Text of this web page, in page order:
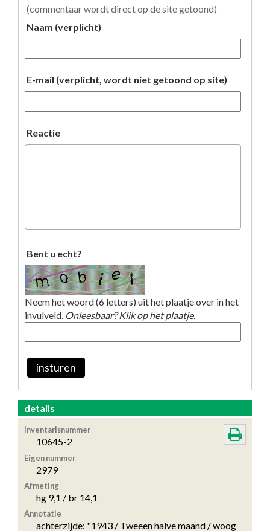
(commentaar wordt direct op de site getoond)
Naam (verplicht)
E-mail (verplicht, wordt niet getoond op site)
Reactie
Bent u echt?
Neem het woord (6 letters) uit het plaatje over in het
invulveld. Onleesbaar? Klik op het plaatje.
insturen
details
Inventarisnummer
10645-2
Eigen nummer
2979
Afmeting
hg 9,1 / br 14,1
Annotatie
achterzijde: "1943 / Tweeen halve maand / woog